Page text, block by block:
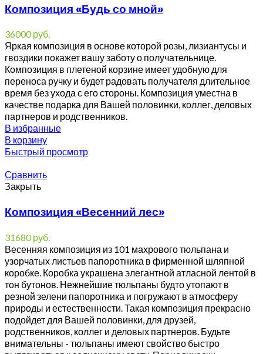
Композиция «Будь со мной»
36000руб.
Яркая композиция в основе которой розы, лизиантусы и
гвоздики покажет вашу заботу о получательнице.
Композиция в плетеной корзине имеет удобную для
переноса ручку и будет радовать получателя длительное
время без ухода с его стороны. Композиция уместна в
качестве подарка для Вашей половинки, коллег, деловых
партнеров и родственников.
В избранные
В корзину
Быстрый просмотр
Сравнить
Закрыть
Композиция «Весенний лес»
31680руб.
Весенняя композиция из 101 махрового тюльпана и
узорчатых листьев папоротника в фирменной шляпной
коробке. Коробка украшена элегантной атласной лентой в
тон бутонов. Нежнейшие тюльпаны будто утопают в
резной зелени папоротника и погружают в атмосферу
природы и естественности. Такая композиция прекрасно
подойдет для Вашей половинки, для друзей,
родственников, коллег и деловых партнеров. Будьте
внимательны - тюльпаны имеют свойство быстро